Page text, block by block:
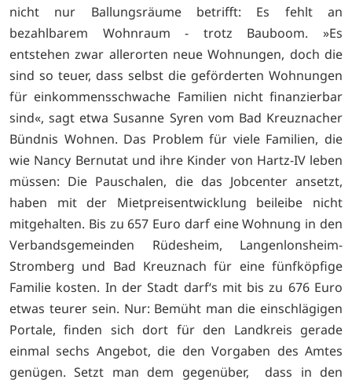
nicht nur Ballungsräume betrifft: Es fehlt an
bezahlbarem Wohnraum - trotz Bauboom. »Es
entstehen zwar allerorten neue Wohnungen, doch die
sind so teuer, dass selbst die geförderten Wohnungen
für einkommensschwache Familien nicht finanzierbar
sind«, sagt etwa Susanne Syren vom Bad Kreuznacher
Bündnis Wohnen. Das Problem für viele Familien, die
wie Nancy Bernutat und ihre Kinder von Hartz-IV leben
müssen: Die Pauschalen, die das Jobcenter ansetzt,
haben mit der Mietpreisentwicklung beileibe nicht
mitgehalten. Bis zu 657 Euro darf eine Wohnung in den
Verbandsgemeinden Rüdesheim, Langenlonsheim-
Stromberg und Bad Kreuznach für eine fünfköpfige
Familie kosten. In der Stadt darf‘s mit bis zu 676 Euro
etwas teurer sein. Nur: Bemüht man die einschlägigen
Portale, finden sich dort für den Landkreis gerade
einmal sechs Angebot, die den Vorgaben des Amtes
genügen. Setzt man dem gegenüber, dass in den